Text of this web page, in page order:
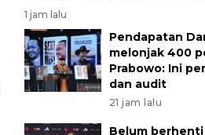
1 jam lalu
Pendapatan
melonjak 400
Prabowo: Ini
dan audit
21 jam lalu
Belum